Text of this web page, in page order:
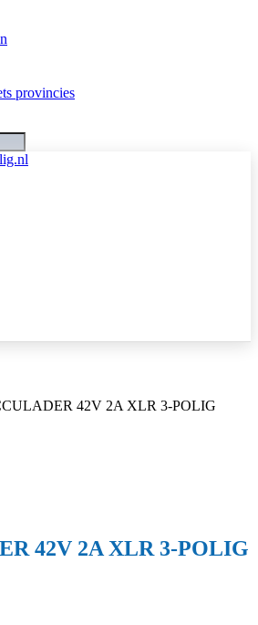
provincies
42V 2A XLR 3-POLIG
42V 2A XLR 3-POLIG